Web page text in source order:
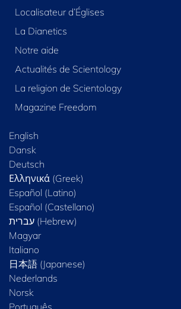
Localisateur d’Églises
La Dianetics
Notre aide
Actualités de Scientology
La religion de Scientology
Magazine Freedom
English
Dansk
Deutsch
Ελληνικά (Greek)
Español (Latino)
Español (Castellano)
Magyar
Italiano
日本語 (Japanese)
Nederlands
Norsk